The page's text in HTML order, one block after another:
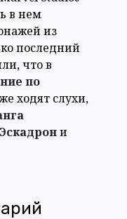
в нем
из
последний
что в
по
ходят слухи,
и